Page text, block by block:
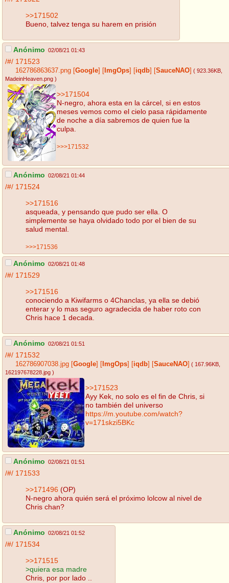
>>171502
Bueno, talvez tenga su harem en prisión
Anónimo 02/08/21 01:43
/#/ 171523
162786863637.png Google ImgOps iqdb SauceNAO ( 923.36KB
MadeinHeaven.png )
>>171504
N-negro, ahora esta en la cárcel, si en estos
meses vemos como el cielo pasa rápidamente
de noche a día sabremos de quien fue la
culpa.
>>>171532
Anónimo 02/08/21 01:44
/#/ 171524
>>171516
asqueada, y pensando que pudo ser ella. O
simplemente se haya olvidado todo por el bien de su
salud mental.
>>>171536
Anónimo 02/08/21 01:48
/#/ 171529
>>171516
conociendo a Kiwifarms o 4Chanclas, ya ella se debió
enterar y lo mas seguro agradecida de haber roto con
Chris hace 1 decada.
Anónimo 02/08/21 01:51
/#/ 171532
162786907038.jpg Google ImgOps iqdb SauceNAO ( 167.96KB
162197678228.jpg )
>>171523
Ayy Kek, no solo es el fin de Chris, si
no también del universo
https://m.youtube.com/watch?
v=171skzi5BKc
Anónimo 02/08/21 01:51
/#/ 171533
>>171496 (OP)
N-negro ahora quién será el próximo lolcow al nivel de
Chris chan?
Anónimo 02/08/21 01:52
/#/ 171534
>>171515
>quiera esa madre
Chris, por por lado ..